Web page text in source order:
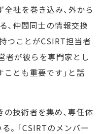
社を巻き込み、外から
、仲間同士の情報交換
つことがCSIRT担当者
者が彼らを専門家とし
ことも重要です」と話
技術者を集め、専任体
。「CSIRTのメンバー